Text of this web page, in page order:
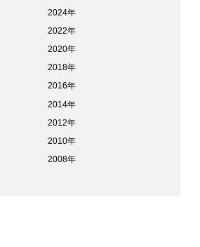
2024年
2022年
2020年
2018年
2016年
2014年
2012年
2010年
2008年